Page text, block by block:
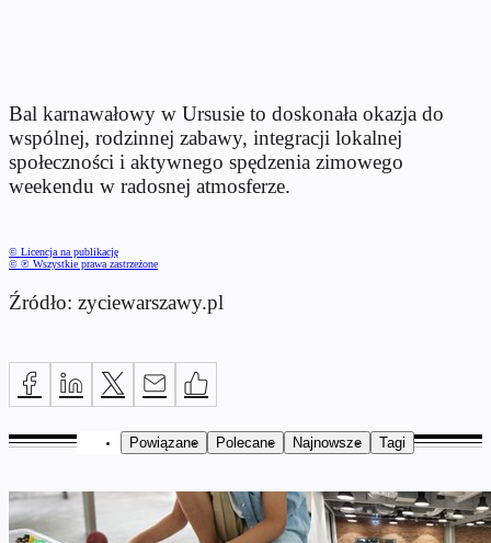
Bal karnawałowy w Ursusie to doskonała okazja do
wspólnej, rodzinnej zabawy, integracji lokalnej
społeczności i aktywnego spędzenia zimowego
weekendu w radosnej atmosferze.
© Licencja na publikację
© ℗ Wszystkie prawa zastrzeżone
Źródło: zyciewarszawy.pl
Powiązane Polecane Najnowsze Tagi